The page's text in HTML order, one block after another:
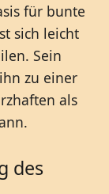
für bunte
sich leicht
Sein
zu einer
als
des